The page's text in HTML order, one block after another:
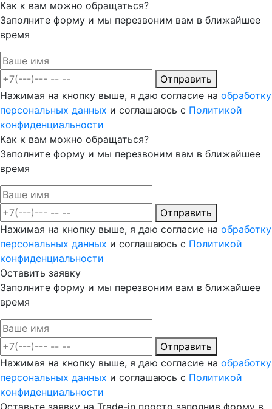
Как к вам можно обращаться?
Заполните форму и мы перезвоним вам в ближайшее
время
Отправить
Нажимая на кнопку выше, я даю согласие на обработку
персональных данных и соглашаюсь с Политикой
конфиденциальности
Как к вам можно обращаться?
Заполните форму и мы перезвоним вам в ближайшее
время
Отправить
Нажимая на кнопку выше, я даю согласие на обработку
персональных данных и соглашаюсь с Политикой
конфиденциальности
Оставить заявку
Заполните форму и мы перезвоним вам в ближайшее
время
Отправить
Нажимая на кнопку выше, я даю согласие на обработку
персональных данных и соглашаюсь с Политикой
конфиденциальности
Оставьте заявку на Trade-in просто заполнив форму в